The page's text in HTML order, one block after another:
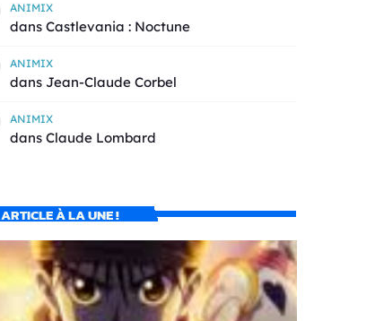
ANIMIX
dans Castlevania : Noctune
ANIMIX
dans Jean-Claude Corbel
ANIMIX
dans Claude Lombard
ARTICLE À LA UNE !